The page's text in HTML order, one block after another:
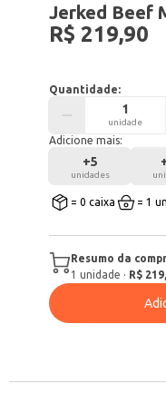
Jerked Beef
R$ 219,90
Quantidade:
unidade
Adicione mais:
+5
unidades
= 0 caixa = 1
Resumo da
1 unidade · R$